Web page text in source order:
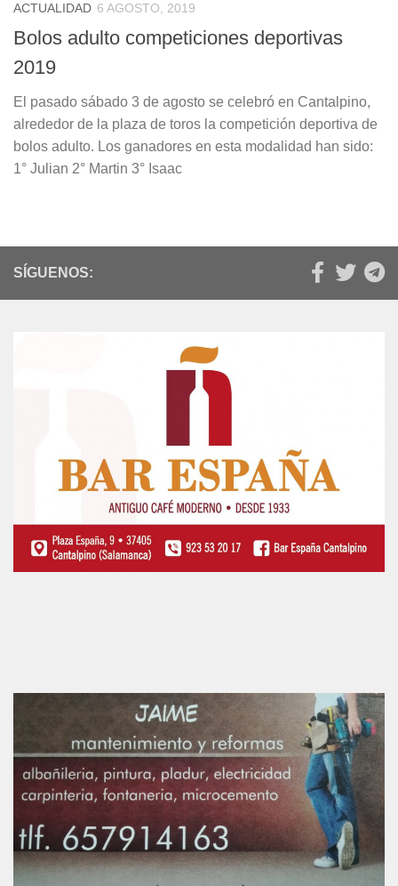
ACTUALIDAD 6 AGOSTO, 2019
Bolos adulto competiciones deportivas
2019
El pasado sábado 3 de agosto se celebró en Cantalpino,
alrededor de la plaza de toros la competición deportiva de
bolos adulto. Los ganadores en esta modalidad han sido:
1° Julian 2° Martin 3° Isaac
SÍGUENOS: